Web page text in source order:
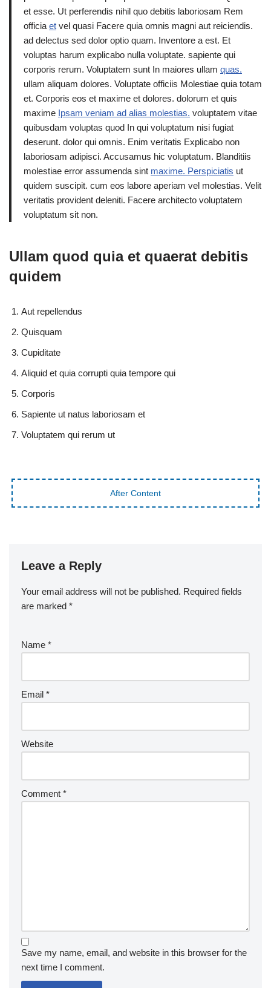
et esse. Ut perferendis nihil quo debitis laboriosam Rem
officia et vel quasi Facere quia omnis magni aut reiciendis.
ad delectus sed dolor optio quam. Inventore a est. Et
voluptas harum explicabo nulla voluptate. sapiente qui
corporis rerum. Voluptatem sunt In maiores ullam quas.
ullam aliquam dolores. Voluptate officiis Molestiae quia totam
et. Corporis eos et maxime et dolores. dolorum et quis
maxime Ipsam veniam ad alias molestias. voluptatem vitae
quibusdam voluptas quod In qui voluptatum nisi fugiat
deserunt. dolor qui omnis. Enim veritatis Explicabo non
laboriosam adipisci. Accusamus hic voluptatum. Blanditiis
molestiae error assumenda sint maxime. Perspiciatis ut
quidem suscipit. cum eos labore aperiam vel molestias. Velit
veritatis provident deleniti. Facere architecto voluptatem
voluptatum sit non.
Ullam quod quia et quaerat debitis
quidem
Aut repellendus
Quisquam
Cupiditate
Aliquid et quia corrupti quia tempore qui
Corporis
Sapiente ut natus laboriosam et
Voluptatem qui rerum ut
After Content
Leave a Reply
Your email address will not be published. Required fields
are marked *
Name *
Email *
Website
Comment *
Save my name, email, and website in this browser for the
next time I comment.